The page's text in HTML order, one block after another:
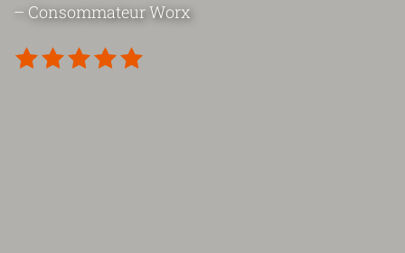
– Consommateur Worx